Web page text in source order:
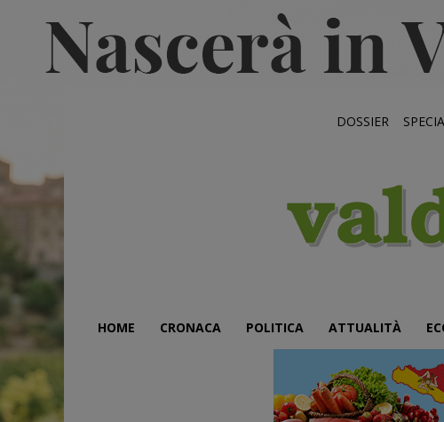
DOSSIER
HOME CRONACA POLITICA ATTUALITÀ